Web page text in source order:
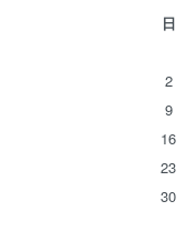
日
2
9
16
23
30